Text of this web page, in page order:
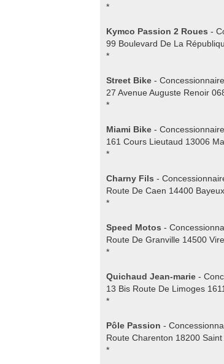
*
Kymco Passion 2 Roues -
99 Boulevard De La
*
Street Bike -
27 Avenue Auguste Renoir
*
Miami Bike -
161 Cours Lieutaud 13006
*
Charny Fils -
Route De Caen 14400 Bayeux
*
Speed Motos -
Route De Granville 14500 Vire
*
Quichaud Jean-marie -
13 Bis Route De Limoges
*
Pôle Passion -
Route Charenton 18200
*